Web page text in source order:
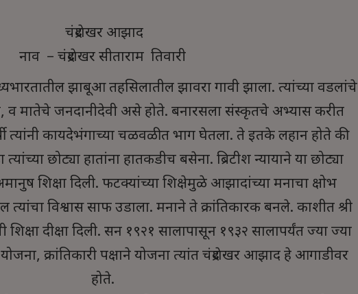
चंद्रशेखर आझाद
नाव – चंद्रशेखर सीताराम तिवारी
झाबूआ तहसिलातील झावरा गावी झाला. त्यांच्या वडलांचे
व मातेचे जनदानीदेवी असे होते. बनारसला संस्कृतचे अभ्यास करीत
त्यांनी कायदेभंगाच्या चळवळीत भाग घेतला. ते इतके लहान होते की
छोट्या हातांना हातकडीच बसेना. ब्रिटीश न्यायाने या छोट्या
शिक्षा दिली. फटक्यांच्या शिक्षेमुळे आझादांच्या मनाचा क्षोभ
विश्वास साफ उडाला. मनाने ते क्रांतिकारक बनले. काशीत श्री
शिक्षा दीक्षा दिली. सन १९२१ सालापासून १९३२ सालापर्यंत ज्या ज्या
क्रांतिकारी पक्षाने योजना त्यांत चंद्रशेखर आझाद हे आगाडीवर
होते.